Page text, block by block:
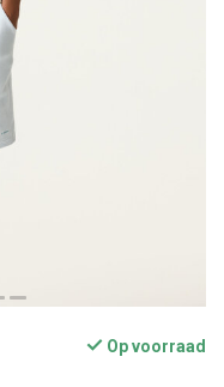
Op voorraad